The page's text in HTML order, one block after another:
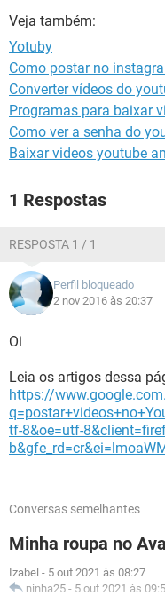
Veja também:
Yotuby
Como postar no
Converter vídeos do
Programas para baixar
Como ver a senha do
Baixar videos youtube
1 Respostas
RESPOSTA 1 / 1
Perfil bloqueado
2 nov 2016 às 20:37
Oi
Leia os artigos dessa
https://
tf-8&oe=utf-
Conversas semelhantes
Minha roupa no
Izabel - 5 out 2021 às 08:27
ninha25 - 5 out 2021 às